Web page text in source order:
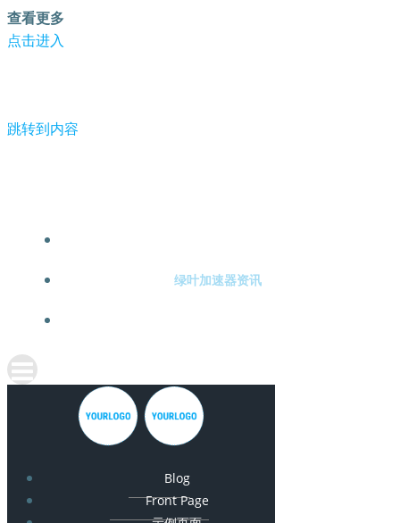
查看更多
点击进入
跳转到内容
绿叶加速器资讯
Blog
Front Page